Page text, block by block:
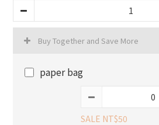
Buy Together and Save More
paper bag
SALE NT$50